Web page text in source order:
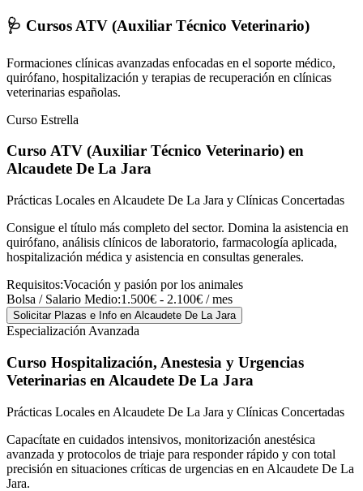
🩺 Cursos ATV (Auxiliar Técnico Veterinario)
Formaciones clínicas avanzadas enfocadas en el soporte médico,
quirófano, hospitalización y terapias de recuperación en clínicas
veterinarias españolas.
Curso Estrella
Curso ATV (Auxiliar Técnico Veterinario) en
Alcaudete De La Jara
Prácticas Locales en Alcaudete De La Jara y Clínicas Concertadas
Consigue el título más completo del sector. Domina la asistencia en
quirófano, análisis clínicos de laboratorio, farmacología aplicada,
hospitalización médica y asistencia en consultas generales.
Requisitos:Vocación y pasión por los animales
Bolsa / Salario Medio:1.500€ - 2.100€ / mes
Solicitar Plazas e Info en Alcaudete De La Jara
Especialización Avanzada
Curso Hospitalización, Anestesia y Urgencias
Veterinarias en Alcaudete De La Jara
Prácticas Locales en Alcaudete De La Jara y Clínicas Concertadas
Capacítate en cuidados intensivos, monitorización anestésica
avanzada y protocolos de triaje para responder rápido y con total
precisión en situaciones críticas de urgencias en en Alcaudete De La
Jara.